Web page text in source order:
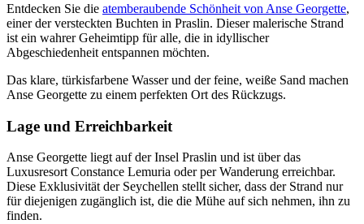
Entdecken Sie die atemberaubende Schönheit von Anse Georgette,
einer der versteckten Buchten in Praslin. Dieser malerische Strand
ist ein wahrer Geheimtipp für alle, die in idyllischer
Abgeschiedenheit entspannen möchten.
Das klare, türkisfarbene Wasser und der feine, weiße Sand machen
Anse Georgette zu einem perfekten Ort des Rückzugs.
Lage und Erreichbarkeit
Anse Georgette liegt auf der Insel Praslin und ist über das
Luxusresort Constance Lemuria oder per Wanderung erreichbar.
Diese Exklusivität der Seychellen stellt sicher, dass der Strand nur
für diejenigen zugänglich ist, die die Mühe auf sich nehmen, ihn zu
finden.